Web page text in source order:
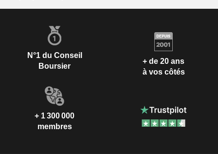
N°1 du Conseil
Boursier
+ de 20 ans
à vos côtés
+ 1 300 000
membres